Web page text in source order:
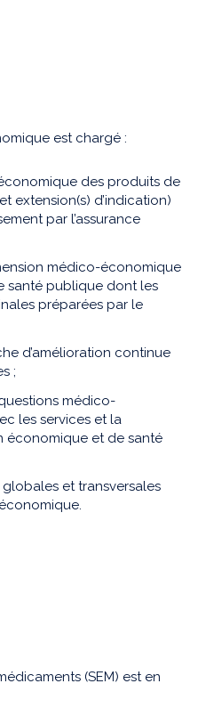
est chargé :
des produits de
extension(s) d’indication)
par l’assurance
médico-économique
santé publique dont les
préparées par le
d’amélioration continue
;
médico-
les services et la
économique et de santé
et transversales
(SEM) est en